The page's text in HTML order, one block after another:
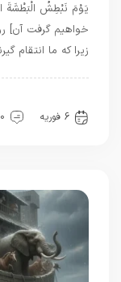
خواهیم گرفت آن]
زیرا که ما انتقام گیرنده ایم.
6 فوریه
0 دیدگاه